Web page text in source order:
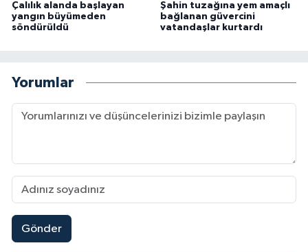
Çalılık alanda başlayan
yangın büyümeden
söndürüldü
Şahin tuzağına yem amaçlı
bağlanan güvercini
vatandaşlar kurtardı
Yorumlar
Gönder